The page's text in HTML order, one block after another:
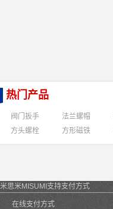
热门产品
阀门扳手 法兰螺帽
方头螺栓
方形磁铁
米思米MISUMI支持支付方式
在线支付方式